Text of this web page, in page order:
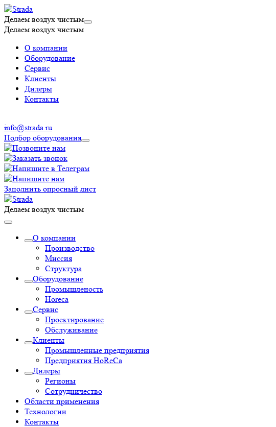
Делаем воздух чистым
Делаем воздух чистым
О компании
Оборудование
Сервис
Клиенты
Дилеры
Контакты
info@strada.ru
Подбор оборудования
Заполнить опросный лист
Делаем воздух чистым
О компании
Производство
Миссия
Структура
Оборудование
Промышленость
Horeca
Сервис
Проектирование
Обслуживание
Клиенты
Промышленные предприятия
Предприятия HoReCa
Дилеры
Регионы
Сотрудничество
Области применения
Технологии
Контакты